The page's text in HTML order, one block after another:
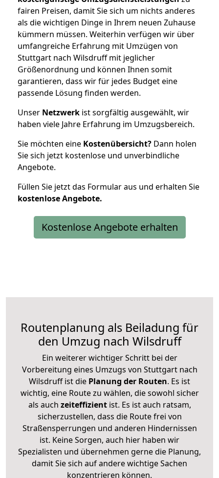
fairen Preisen, damit Sie sich um nichts anderes
als die wichtigen Dinge in Ihrem neuen Zuhause
kümmern müssen. Weiterhin verfügen wir über
umfangreiche Erfahrung mit Umzügen von
Stuttgart nach Wilsdruff mit jeglicher
Größenordnung und können Ihnen somit
garantieren, dass wir für jedes Budget eine
passende Lösung finden werden.
Unser Netzwerk ist sorgfältig ausgewählt, wir
haben viele Jahre Erfahrung im Umzugsbereich.
Sie möchten eine Kostenübersicht? Dann holen
Sie sich jetzt kostenlose und unverbindliche
Angebote.
Füllen Sie jetzt das Formular aus und erhalten Sie
kostenloseAngebote.
Kostenlose Angebote erhalten
Routenplanung als Beiladung für
den Umzug nach Wilsdruff
Ein weiterer wichtiger Schritt bei der
Vorbereitung eines Umzugs von Stuttgart nach
Wilsdruff ist die Planung der Routen. Es ist
wichtig, eine Route zu wählen, die sowohl sicher
als auch zeiteffizientist. Es ist auch ratsam,
sicherzustellen, dass die Route frei von
Straßensperrungen und anderen Hindernissen
ist. Keine Sorgen, auch hier haben wir
Spezialisten und übernehmen gerne die Planung,
damit Sie sich auf andere wichtige Sachen
konzentrieren können.